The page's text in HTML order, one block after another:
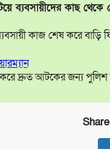
ব্যবসায়ীদের কাছ
কাজ শেষ করে
দ্রুত আটকের জন্য পুলিশ